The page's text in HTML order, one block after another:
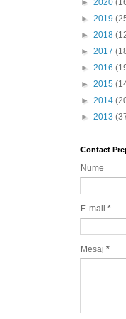
► 2020
► 2019
► 2018
► 2017
► 2016
► 2015
► 2014
► 2013
Contact
Nume
E-mail *
Mesaj *